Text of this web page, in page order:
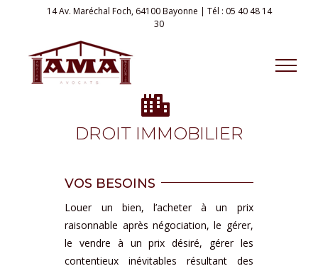
14 Av. Maréchal Foch, 64100 Bayonne | Tél : 05 40 48 14
30
DROIT IMMOBILIER
VOS BESOINS
Louer un bien, l’acheter à un prix
raisonnable après négociation, le gérer,
le vendre à un prix désiré, gérer les
contentieux inévitables résultant des